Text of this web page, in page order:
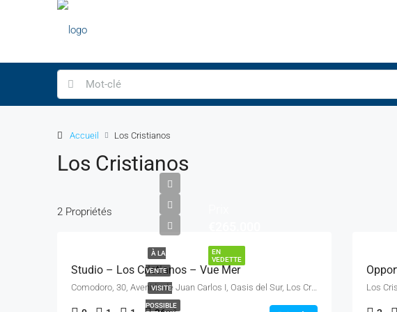
Accueil Los Cristianos
Los Cristianos
2 Propriétés
EN
VEDETTE
À LA
VENTE
VISITE
POSSIBLE
Studio – Los Cristianos – Vue Mer
Comodoro, 30, Avenida de Juan Carlos I, Oasis del Sur, Los Cristianos, Arona, Santa Cruz de Tenerife, Canarias, 38650, España